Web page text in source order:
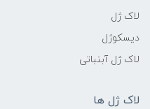
لاک ژل
دیسکوژل
لاک ژل آبنباتی
لاک ژل ها